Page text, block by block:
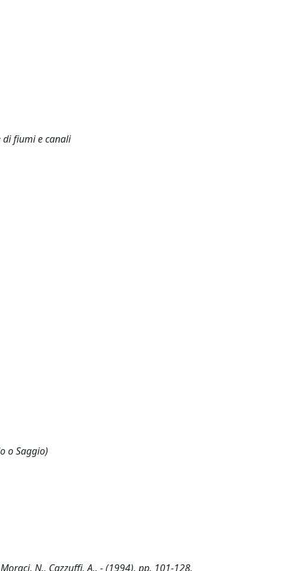
di fiumi e canali
o Saggio)
N., Cazzuffi, A.. - (1994), pp. 101-128.